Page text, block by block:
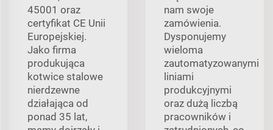
45001 oraz
certyfikat CE Unii
Europejskiej.
Jako firma
produkująca
kotwice stalowe
nierdzewne
działająca od
ponad 35 lat,
nam swoje
zamówienia.
Dysponujemy
wieloma
zautomatyzowanymi
liniami
produkcyjnymi
oraz dużą liczbą
pracowników i